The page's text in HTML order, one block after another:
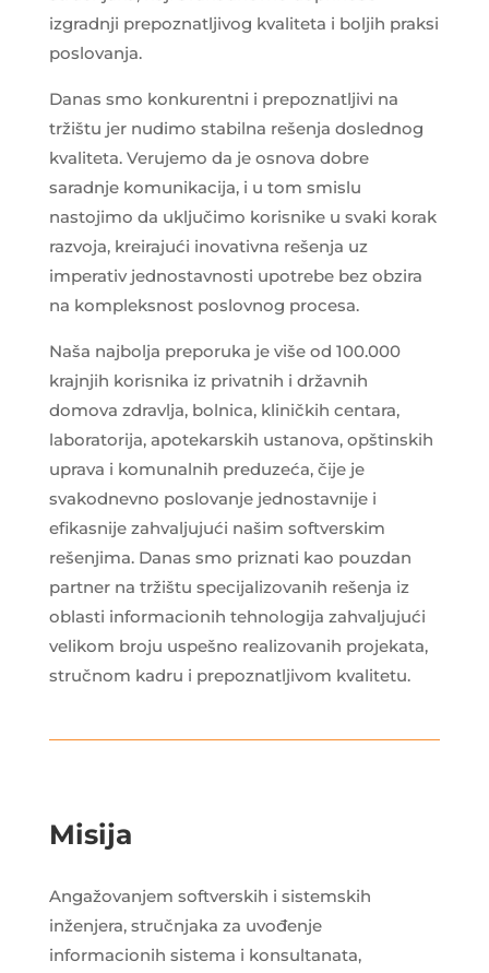
izgradnji prepoznatljivog kvaliteta i boljih praksi
poslovanja.
Danas smo konkurentni i prepoznatljivi na
tržištu jer nudimo stabilna rešenja doslednog
kvaliteta. Verujemo da je osnova dobre
saradnje komunikacija, i u tom smislu
nastojimo da uključimo korisnike u svaki korak
razvoja, kreirajući inovativna rešenja uz
imperativ jednostavnosti upotrebe bez obzira
na kompleksnost poslovnog procesa.
Naša najbolja preporuka je više od 100.000
krajnjih korisnika iz privatnih i državnih
domova zdravlja, bolnica, kliničkih centara,
laboratorija, apotekarskih ustanova, opštinskih
uprava i komunalnih preduzeća, čije je
svakodnevno poslovanje jednostavnije i
efikasnije zahvaljujući našim softverskim
rešenjima. Danas smo priznati kao pouzdan
partner na tržištu specijalizovanih rešenja iz
oblasti informacionih tehnologija zahvaljujući
velikom broju uspešno realizovanih projekata,
stručnom kadru i prepoznatljivom kvalitetu.
Misija
Angažovanjem softverskih i sistemskih
inženjera, stručnjaka za uvođenje
informacionih sistema i konsultanata,